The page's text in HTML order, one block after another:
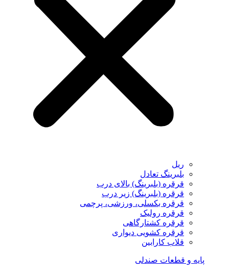
ریل
بلبرینگ تعادل
قرقره (بلبرینگ) بالای درب
قرقره (بلبرینگ) زیر درب
قرقره بکسلی، ورزشی، پرچمی
قرقره رولیک
قرقره کشتارگاهی
قرقره کشویی دیواری
قلاب کارابین
پایه و قطعات صندلی